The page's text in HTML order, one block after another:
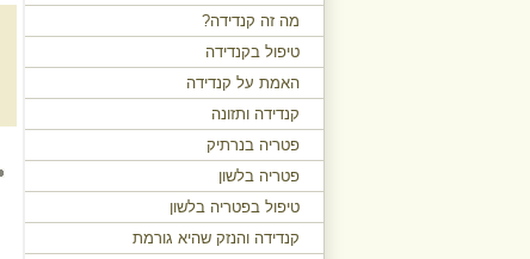
מה זה קנדידה?
טיפול בקנדידה
האמת על קנדידה
קנדידה ותזונה
פטריה בנרתיק
פטריה בלשון
טיפול בפטריה בלשון
קנדידה והנזק שהיא גורמת